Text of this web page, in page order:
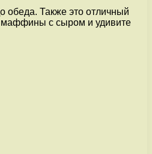
обеда. Также это отличный
маффины с сыром и удивите